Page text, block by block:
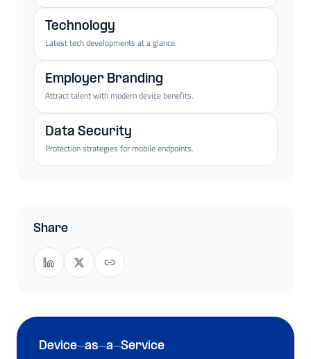
Technology
Latest tech developments at a glance.
Employer Branding
Attract talent with modern device benefits.
Data Security
Protection strategies for mobile endpoints.
Share
Device-as-a-Service